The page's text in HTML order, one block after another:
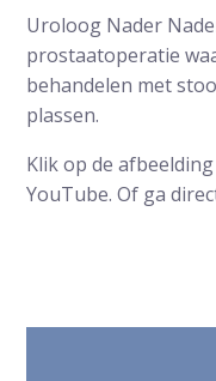
Uroloog Nader
prostaatoperatie
behandelen met
plassen.
Klik op de
YouTube. Of ga